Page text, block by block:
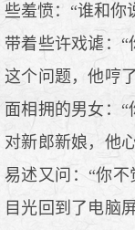
些羞愤：“谁和你
带着些许戏谑：“
这个问题，他哼
面相拥的男女：
对新郎新娘，他
易述又问：“你
目光回到了电脑